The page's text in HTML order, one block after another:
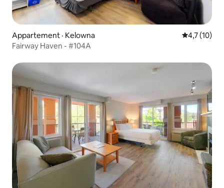
Appartement · Kelowna Note
4,7 (10)
Fairway Haven - #104A